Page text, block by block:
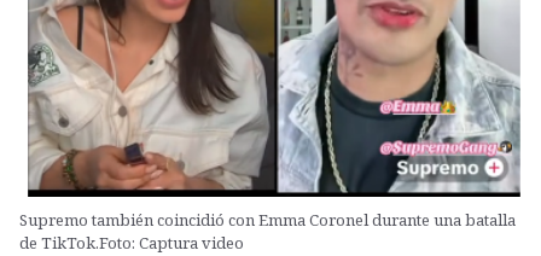
Supremo también coincidió con Emma Coronel durante una batalla
de TikTok.Foto: Captura video